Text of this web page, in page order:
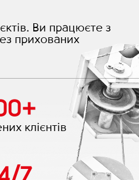
Ви працюєте з
прихованих
+
клієнтів